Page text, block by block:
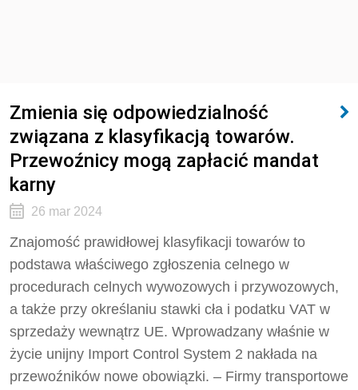
Zmienia się odpowiedzialność
związana z klasyfikacją towarów.
Przewoźnicy mogą zapłacić mandat
karny
26 mar 2024
Znajomość prawidłowej klasyfikacji towarów to
podstawa właściwego zgłoszenia celnego w
procedurach celnych wywozowych i przywozowych,
a także przy określaniu stawki cła i podatku VAT w
sprzedaży wewnątrz UE. Wprowadzany właśnie w
życie unijny Import Control System 2 nakłada na
przewoźników nowe obowiązki. – Firmy transportowe